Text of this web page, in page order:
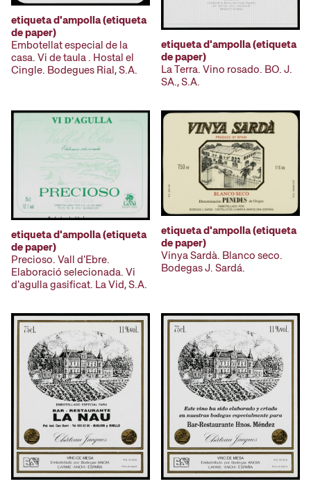
etiqueta d'ampolla (etiqueta
de paper)
Embotellat especial de la
casa. Vi de taula . Hostal el
Cingle. Bodegues Rial, S.A.
etiqueta d'ampolla (etiqueta
de paper)
La Terra. Vino rosado. BO. J.
SA., S.A.
etiqueta d'ampolla (etiqueta
de paper)
Precioso. Vall d'Ebre.
Elaboració selecionada. Vi
d'agulla gasificat. La Vid, S.A.
etiqueta d'ampolla (etiqueta
de paper)
Vinya Sardà. Blanco seco.
Bodegas J. Sardá.